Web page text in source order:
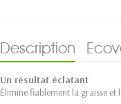
Description
Un résultat éclatant
Élimine fiablement la graisse et